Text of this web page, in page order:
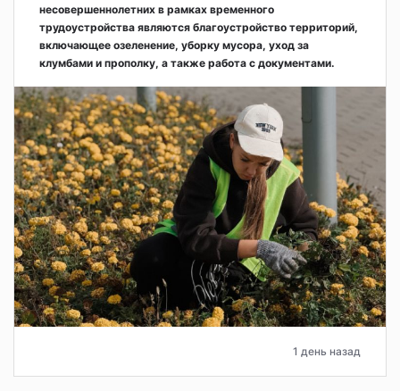
несовершеннолетних в рамках временного
трудоустройства являются благоустройство территорий,
включающее озеленение, уборку мусора, уход за
клумбами и прополку, а также работа с документами.
1 день назад